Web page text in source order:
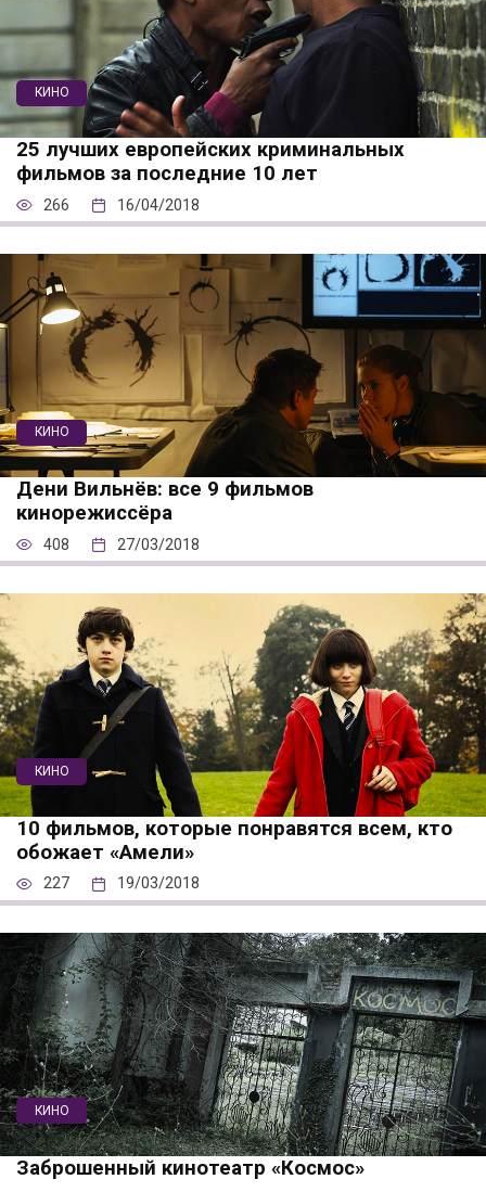
КИНО
25 лучших европейских криминальных
фильмов за последние 10 лет
266 16/04/2018
КИНО
Дени Вильнёв: все 9 фильмов
кинорежиссёра
408 27/03/2018
КИНО
10 фильмов, которые понравятся всем, кто
обожает «Амели»
227 19/03/2018
КИНО
Заброшенный кинотеатр «Космос»